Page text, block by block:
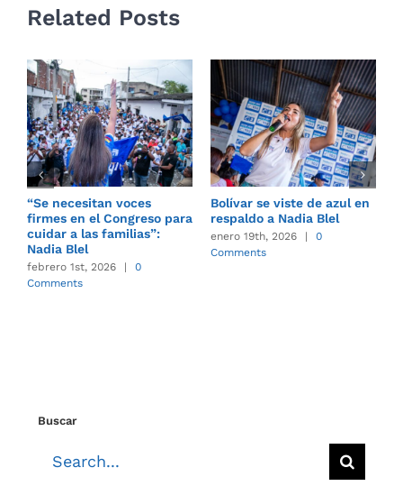
Related Posts
“Se necesitan voces
firmes en el Congreso para
cuidar a las familias”:
Nadia Blel
febrero 1st, 2026 |
0
Comments
Bolívar se viste de azul en
respaldo a Nadia Blel
enero 19th, 2026 |
0
Comments
Buscar
for: